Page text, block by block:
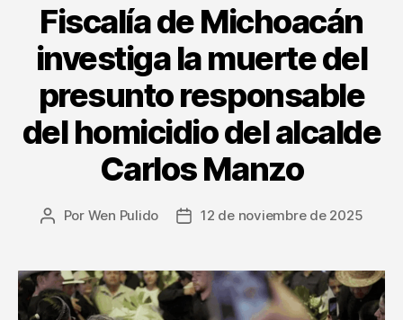
Fiscalía de Michoacán
investiga la muerte del
presunto responsable
del homicidio del alcalde
Carlos Manzo
Por Wen Pulido 12 de noviembre de 2025